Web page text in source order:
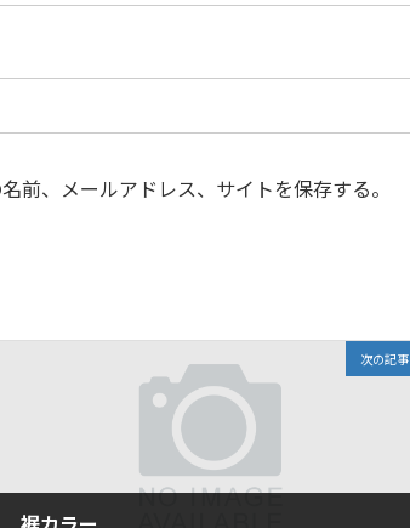
前、メールアドレス、サイトを保存する。
次の記事
裾カラー